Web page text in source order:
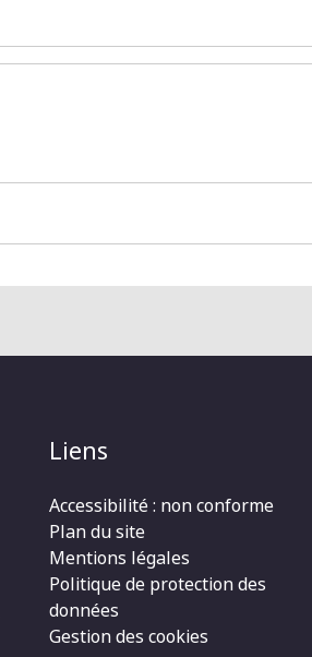
Liens
Accessibilité : non conforme
Plan du site
Mentions légales
Politique de protection des
données
Gestion des cookies